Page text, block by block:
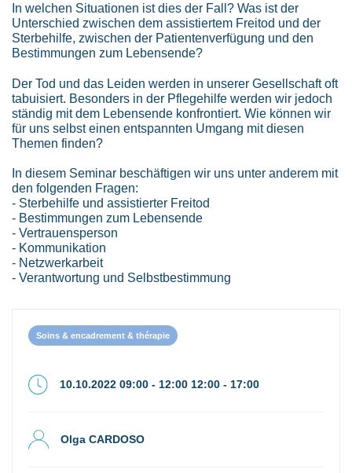
In welchen Situationen ist dies der Fall? Was ist der
Unterschied zwischen dem assistiertem Freitod und der
Sterbehilfe, zwischen der Patientenverfügung und den
Bestimmungen zum Lebensende?
Der Tod und das Leiden werden in unserer Gesellschaft oft
tabuisiert. Besonders in der Pflegehilfe werden wir jedoch
ständig mit dem Lebensende konfrontiert. Wie können wir
für uns selbst einen entspannten Umgang mit diesen
Themen finden?
In diesem Seminar beschäftigen wir uns unter anderem mit
den folgenden Fragen:
- Sterbehilfe und assistierter Freitod
- Bestimmungen zum Lebensende
- Vertrauensperson
- Kommunikation
- Netzwerkarbeit
- Verantwortung und Selbstbestimmung
Soins & encadrement & thérapie
10.10.2022 09:00 - 12:00 12:00 - 17:00
Olga CARDOSO